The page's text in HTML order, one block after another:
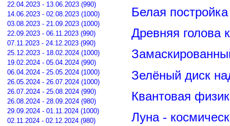
22.04.2023 - 13.06.2023 (990)
14.06.2023 - 02.08.2023 (1000)
03.08.2023 - 21.09.2023 (1000)
22.09.2023 - 06.11.2023 (990)
07.11.2023 - 24.12.2023 (990)
25.12.2023 - 18.02.2024 (1000)
19.02.2024 - 05.04.2024 (990)
06.04.2024 - 25.05.2024 (1000)
26.05.2024 - 26.07.2024 (1000)
26.07.2024 - 25.08.2024 (990)
26.08.2024 - 28.09.2024 (980)
29.09.2024 - 01.11.2024 (1000)
02.11.2024 - 02.12.2024 (980)
Белая
Древняя голова
Зелёный диск
Квантовая
Луна -